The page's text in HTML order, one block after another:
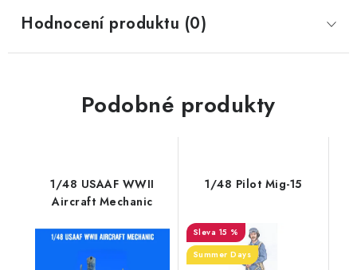
Hodnocení produktu (0)
Podobné produkty
1/48 USAAF WWII
Aircraft Mechanic
1/48 Pilot Mig-15
15 %
Summer Days